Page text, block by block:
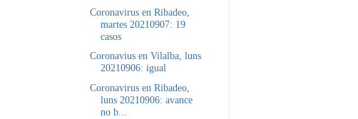
Coronavirus en Ribadeo,
martes 20210907: 19
casos
Coronavius en Vilalba, luns
20210906: igual
Coronavirus en Ribadeo,
luns 20210906: avance
no b...